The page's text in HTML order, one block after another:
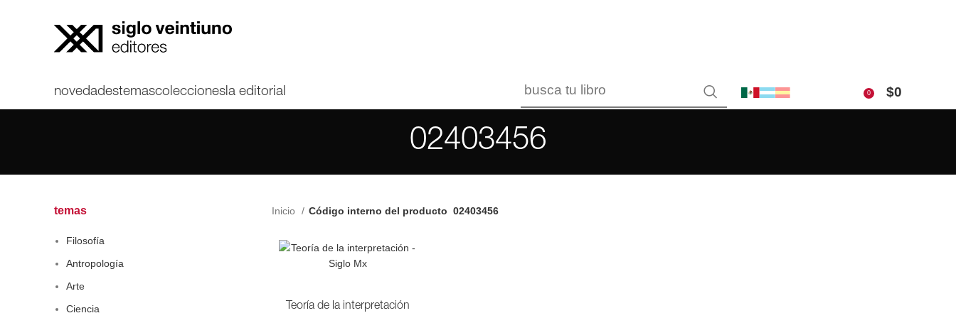
novedadestemascolecciones la editorial 0 $0
02403456
temas
Filosofía
Antropología
Arte
Ciencia
Inicio Código interno del producto 02403456
Teoría de la interpretación